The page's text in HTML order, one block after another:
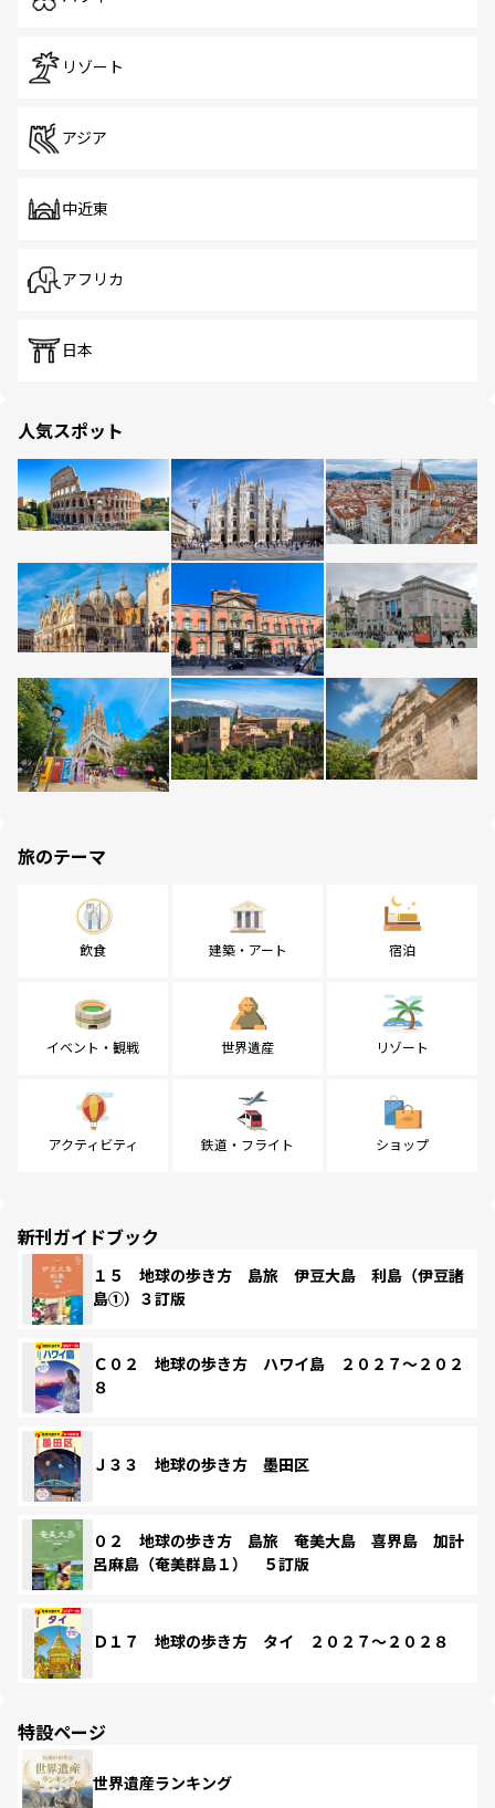
リゾート
アジア
中近東
アフリカ
日本
人気スポット
旅のテーマ
飲食 建築・アート 宿泊
イベント・観戦 世界遺産 リゾート
アクティビティ 鉄道・フライト ショップ
新刊ガイドブック
１５ 地球の歩き方 島旅 伊豆大島 利島（伊豆諸
島①）３訂版
Ｃ０２ 地球の歩き方 ハワイ島 ２０２７～２０２
８
Ｊ３３ 地球の歩き方 墨田区
０２ 地球の歩き方 島旅 奄美大島 喜界島 加計
呂麻島（奄美群島１） ５訂版
Ｄ１７ 地球の歩き方 タイ ２０２７～２０２８
特設ページ
世界遺産ランキング